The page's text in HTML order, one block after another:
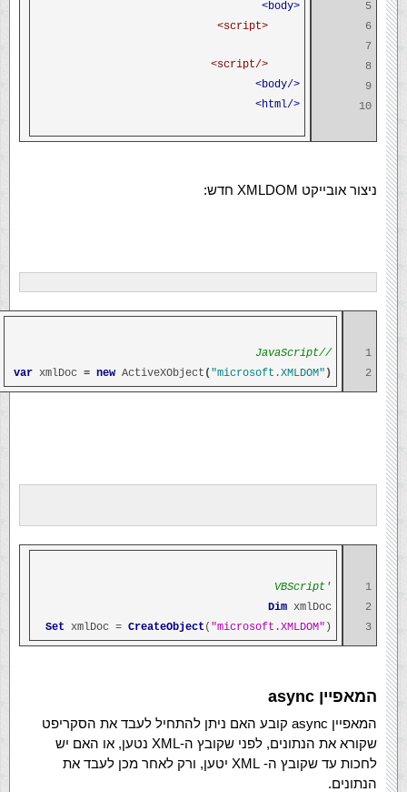
5
6
7
8
9
10
<body>
<script>
</script>
</body>
</html>
ניצור אובייקט XMLDOM חדש:
1
2
//JavaScript
var xmlDoc = new ActiveXObject ( "microsoft.XMLDOM" )
1
2
3
'VBScript
Dim xmlDoc
Set xmlDoc = CreateObject ( "microsoft.XMLDOM" )
המאפיין async
המאפיין async קובע האם ניתן להתחיל לעבד את הסקריפט
שקורא את הנתונים, לפני שקובץ ה-XML נטען, או האם יש
לחכות עד שקובץ ה- XML יטען, ורק לאחר מכן לעבד את
הנתונים.